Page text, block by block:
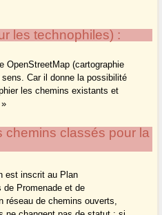
les technophiles) :
OpenStreetMap (cartographie
Car il donne la possibilité
les chemins existants et
chemins classés pour la
est inscrit au Plan
de Promenade et de
réseau de chemins ouverts,